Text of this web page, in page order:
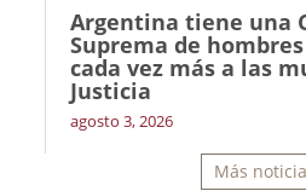
Argentina tiene una
Suprema de
cada vez más a las
Justicia
agosto 3, 2026
Más